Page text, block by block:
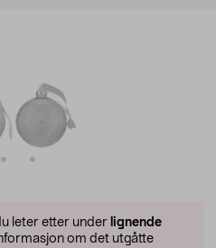
leter etter under lignende
om det utgåtte